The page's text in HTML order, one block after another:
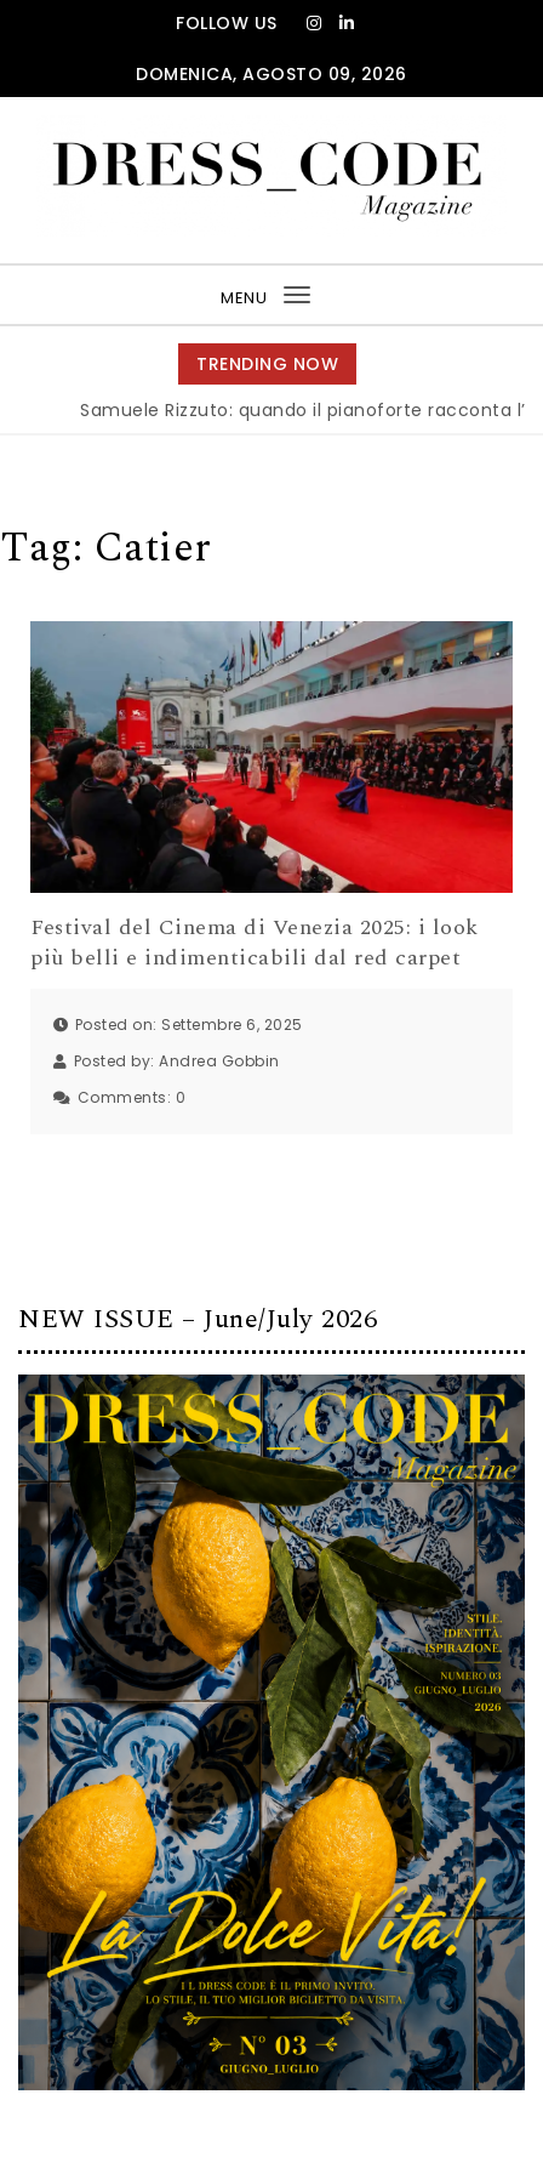
FOLLOW US
DOMENICA, AGOSTO 09, 2026
MENU
Toggle
navigation
TRENDING NOW
Samuele Rizzuto: quando il pianoforte racconta
Tag: Catier
Festival del Cinema di Venezia 2025: i look
più belli e indimenticabili dal red carpet
Posted on: Settembre 6, 2025
Posted by: Andrea Gobbin
Comments: 0
NEW ISSUE – June/July 2026